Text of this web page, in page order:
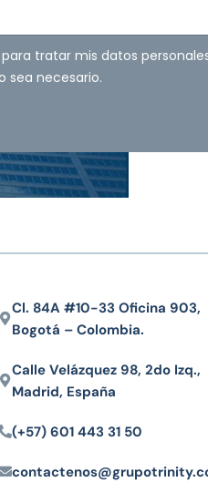
tratar mis datos
sea necesario.
Cl. 84A #10-33 Oficina 903,
Bogotá – Colombia.
Calle Velázquez 98, 2do Izq.,
Madrid, España
(+57) 601 443 31 50